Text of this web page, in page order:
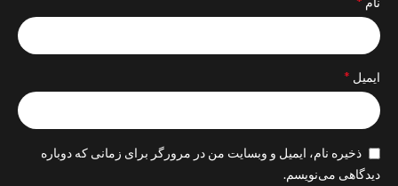
ایمیل *
ذخیره نام، ایمیل و وبسایت من در مرورگر برای زمانی که دوباره
دیدگاهی می‌نویسم.